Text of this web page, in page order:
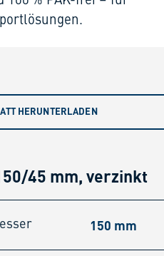
HERUNTERLADEN
45 mm, verzinkt
150 mm